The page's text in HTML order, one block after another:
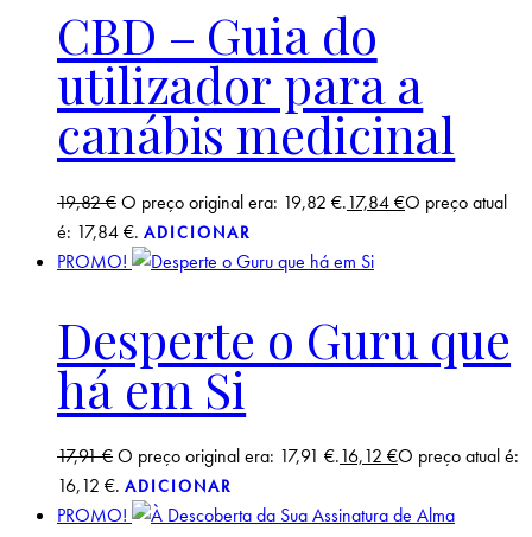
CBD – Guia do
utilizador para a
canábis medicinal
19,82€O preço original era: 19,82 €.17,84€O preço atual
é: 17,84 €. ADICIONAR
PROMO!
Desperte o Guru que
há em Si
17,91€O preço original era: 17,91 €.16,12 €O preço atual é:
16,12 €. ADICIONAR
PROMO!